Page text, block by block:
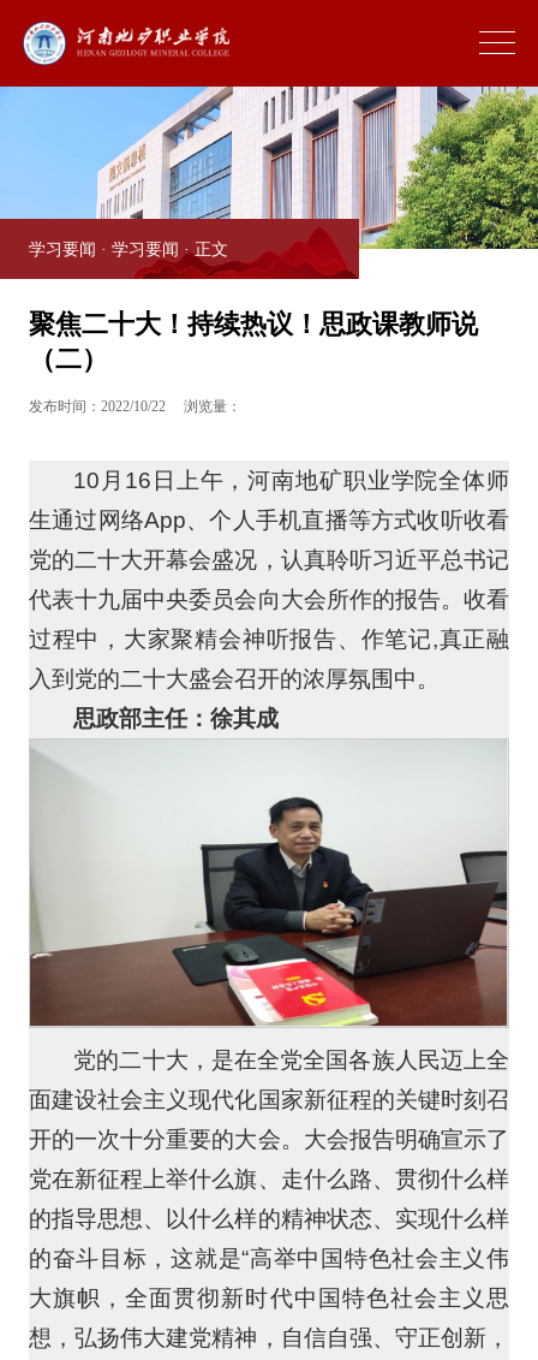
学习要闻 · 学习要闻 · 正文
聚焦二十大！持续热议！思政课教师说
（二）
发布时间：2022/10/22 浏览量：
10月16日上午，河南地矿职业学院全体师
生通过网络App、个人手机直播等方式收听收看
党的二十大开幕会盛况，认真聆听习近平总书记
代表十九届中央委员会向大会所作的报告。收看
过程中，大家聚精会神听报告、作笔记,真正融
入到党的二十大盛会召开的浓厚氛围中。
思政部主任：徐其成
党的二十大，是在全党全国各族人民迈上全
面建设社会主义现代化国家新征程的关键时刻召
开的一次十分重要的大会。大会报告明确宣示了
党在新征程上举什么旗、走什么路、贯彻什么样
的指导思想、以什么样的精神状态、实现什么样
的奋斗目标，这就是“高举中国特色社会主义伟
大旗帜，全面贯彻新时代中国特色社会主义思
想，弘扬伟大建党精神，自信自强、守正创新，